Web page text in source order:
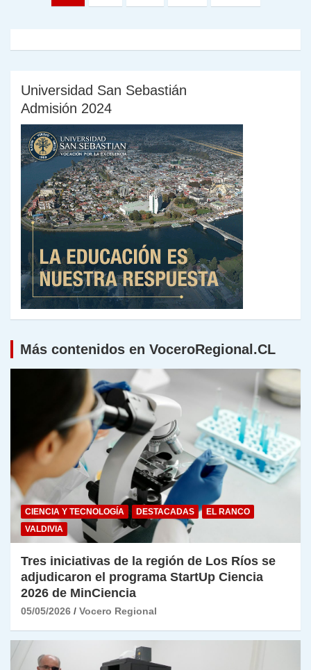
Universidad San Sebastián
Admisión 2024
Más contenidos en VoceroRegional.CL
CIENCIA Y TECNOLOGÍA DESTACADAS
EL RANCO
VALDIVIA
Tres iniciativas de la región de Los Ríos se
adjudicaron el programa StartUp Ciencia
2026 de MinCiencia
05/05/2026 Vocero Regional